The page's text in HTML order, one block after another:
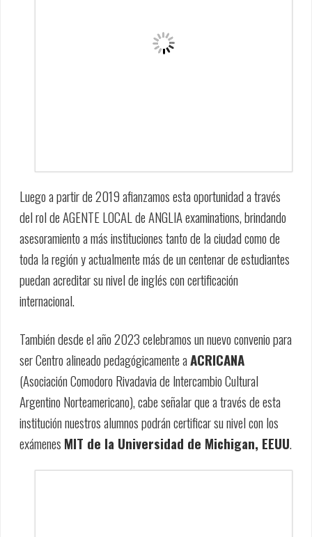
Luego a partir de 2019 afianzamos esta oportunidad a través
del rol de AGENTE LOCAL de ANGLIA examinations, brindando
asesoramiento a más instituciones tanto de la ciudad como de
toda la región y actualmente más de un centenar de estudiantes
puedan acreditar su nivel de inglés con certificación
internacional.
También desde el año 2023 celebramos un nuevo convenio para
ser Centro alineado pedagógicamente aACRICANA
(Asociación Comodoro Rivadavia de Intercambio Cultural
Argentino Norteamericano), cabe señalar que a través de esta
institución nuestros alumnos podrán certificar su nivel con los
exámenes MIT de la Universidad de Michigan, EEUU.